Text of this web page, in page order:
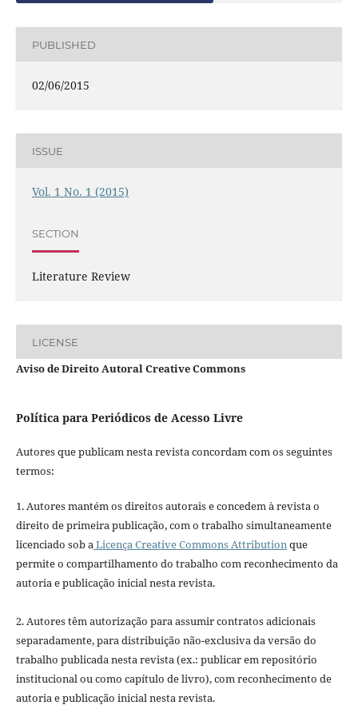
PUBLISHED
02/06/2015
ISSUE
Vol. 1 No. 1 (2015)
SECTION
Literature Review
LICENSE
Aviso de Direito Autoral Creative Commons
Política para Periódicos de Acesso Livre
Autores que publicam nesta revista concordam com os seguintes
termos:
1. Autores mantém os direitos autorais e concedem à revista o
direito de primeira publicação, com o trabalho simultaneamente
licenciado sob aLicença Creative Commons Attributionque
permite o compartilhamento do trabalho com reconhecimento da
autoria e publicação inicial nesta revista.
2. Autores têm autorização para assumir contratos adicionais
separadamente, para distribuição não-exclusiva da versão do
trabalho publicada nesta revista (ex.: publicar em repositório
institucional ou como capítulo de livro), com reconhecimento de
autoria e publicação inicial nesta revista.